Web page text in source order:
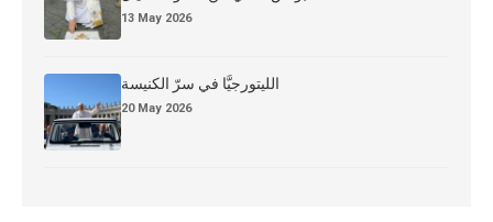
13 May 2026
الليتورجيَّا في سرّ الكنيسة
20 May 2026